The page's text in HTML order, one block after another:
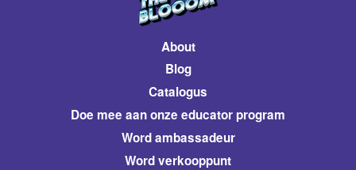
About
Blog
Catalogus
​Doe mee aan onze educator program
Word ambassadeur
​Word verkooppunt